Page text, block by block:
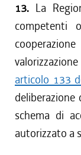
13. La
competenti
articolo 133
deliberazione
schema di
autorizzato a